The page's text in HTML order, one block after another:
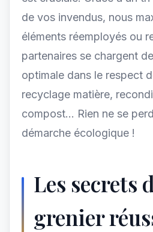
de vos invendus, nous
éléments réemployés ou
partenaires se chargent
optimale dans le respect
recyclage matière,
compost... Rien ne se
démarche écologique !
Les secrets
grenier